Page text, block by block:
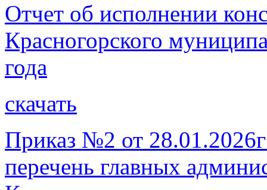
Отчет об исполнении
Красногорского
года
скачать
Приказ №2 от
перечень главных